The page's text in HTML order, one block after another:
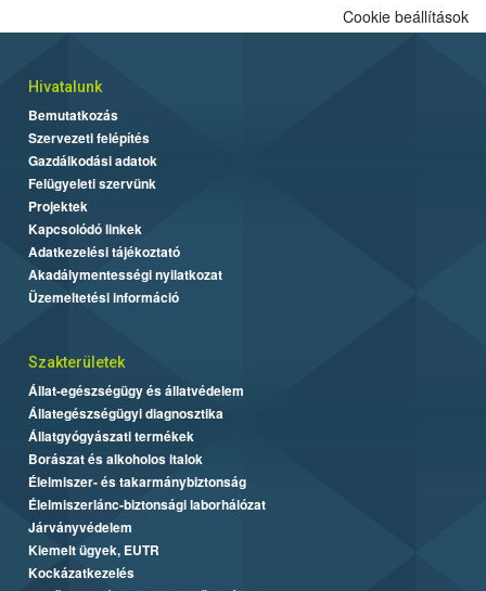
Cookie beállítások
Hivatalunk
Bemutatkozás
Szervezeti felépítés
Gazdálkodási adatok
Felügyeleti szervünk
Projektek
Kapcsolódó linkek
Adatkezelési tájékoztató
Akadálymentességi nyilatkozat
Üzemeltetési információ
Szakterületek
Állat-egészségügy és állatvédelem
Állategészségügyi diagnosztika
Állatgyógyászati termékek
Borászat és alkoholos italok
Élelmiszer- és takarmánybiztonság
Élelmiszerlánc-biztonsági laborhálózat
Járványvédelem
Kiemelt ügyek, EUTR
Kockázatkezelés